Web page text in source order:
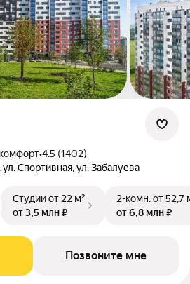
комфорт•4.5 (1402)
Спортивная, ул. Забалуева
Студииот 22 м²
от 3,5 млн ₽
2-комн.от 52,7
от 6,8 млн ₽
Позвоните мне